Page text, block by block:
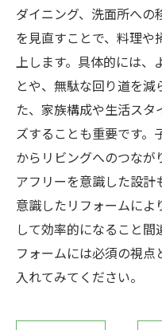
ダイニング、洗面所への
を見直すことで、料理
上します。具体的には、
とや、無駄な回り道を減
た、家族構成や生活ス
ズすることも重要です。
からリビングへのつなが
アフリーを意識した設計
意識したリフォームによ
して効率的になること
フォームには必須の視点
入れてみてください。